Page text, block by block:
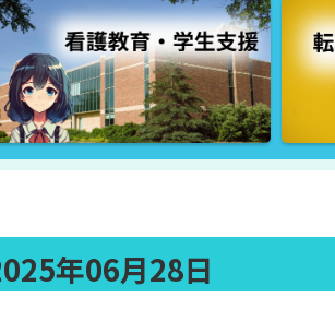
年06月28日